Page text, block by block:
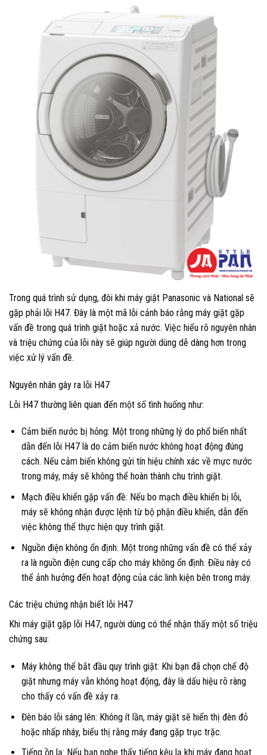
Trong quá trình sử dụng, đôi khi máy giặt Panasonic và National sẽ
gặp phải lỗi H47. Đây là một mã lỗi cảnh báo rằng máy giặt gặp
vấn đề trong quá trình giặt hoặc xả nước. Việc hiểu rõ nguyên nhân
và triệu chứng của lỗi này sẽ giúp người dùng dễ dàng hơn trong
việc xử lý vấn đề.
Nguyên nhân gây ra lỗi H47
Lỗi H47 thường liên quan đến một số tình huống như:
Cảm biến nước bị hỏng: Một trong những lý do phổ biến nhất
dẫn đến lỗi H47 là do cảm biến nước không hoạt động đúng
cách. Nếu cảm biến không gửi tín hiệu chính xác về mực nước
trong máy, máy sẽ không thể hoàn thành chu trình giặt.
Mạch điều khiển gặp vấn đề: Nếu bo mạch điều khiển bị lỗi,
máy sẽ không nhận được lệnh từ bộ phận điều khiển, dẫn đến
việc không thể thực hiện quy trình giặt.
Nguồn điện không ổn định: Một trong những vấn đề có thể xảy
ra là nguồn điện cung cấp cho máy không ổn định. Điều này có
thể ảnh hưởng đến hoạt động của các linh kiện bên trong máy.
Các triệu chứng nhận biết lỗi H47
Khi máy giặt gặp lỗi H47, người dùng có thể nhận thấy một số triệu
chứng sau:
Máy không thể bắt đầu quy trình giặt: Khi bạn đã chọn chế độ
giặt nhưng máy vẫn không hoạt động, đây là dấu hiệu rõ ràng
cho thấy có vấn đề xảy ra.
Đèn báo lỗi sáng lên: Không ít lần, máy giặt sẽ hiển thị đèn đỏ
hoặc nhấp nháy, biểu thị rằng máy đang gặp trục trặc.
Tiếng ồn lạ: Nếu bạn nghe thấy tiếng kêu lạ khi máy đang hoạt